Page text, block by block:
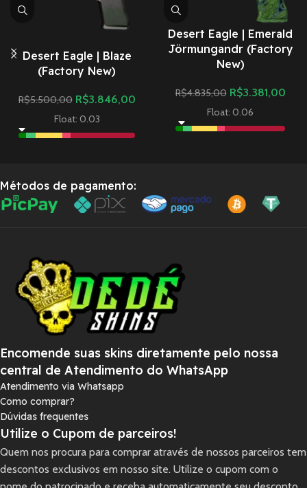
Desert Eagle | Blaze
(Factory New)
R$5.500,00 R$3.846,00
Float: 0.03
Desert Eagle | Emerald
Jörmungandr (Factory
New)
R$4.835,00 R$3.381,00
Float: 0.06
Métodos de pagamento:
Encomende suas skins diretamente pelo nossa
central de Atendimento do WhatsApp
Atendimento via Whatsapp
Como comprar?
Dúvidas frequentes
Utilize o Cupom de parceiros!
Quem nos procura para comprar através de nossos parceiros tem
descontos exclusivos em nosso site. Utilize o cupom com o